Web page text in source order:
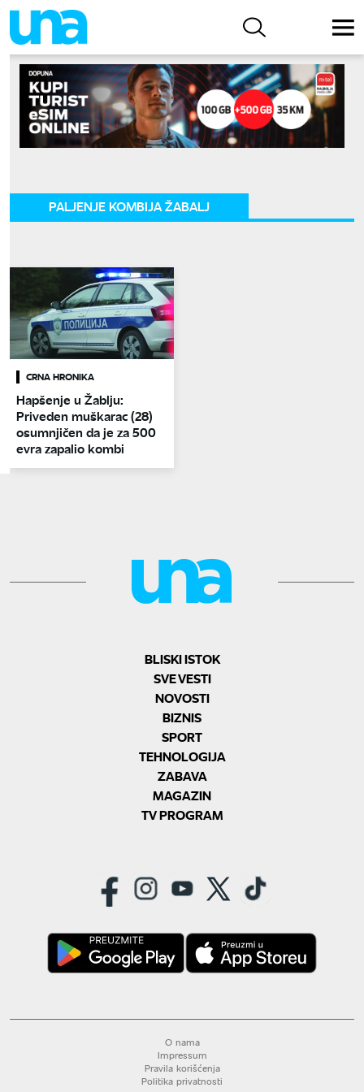
PALJENJE KOMBIJA ŽABALJ
CRNA HRONIKA
Hapšenje u Žablju:
Priveden muškarac (28)
osumnjičen da je za 500
evra zapalio kombi
BLISKI ISTOK
SVE VESTI
NOVOSTI
BIZNIS
SPORT
TEHNOLOGIJA
ZABAVA
MAGAZIN
TV PROGRAM
O nama
Impressum
Pravila korišćenja
Politika privatnosti